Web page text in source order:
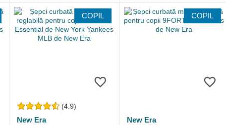
COPIL
(4.9)
New Era
COPIL
New Era